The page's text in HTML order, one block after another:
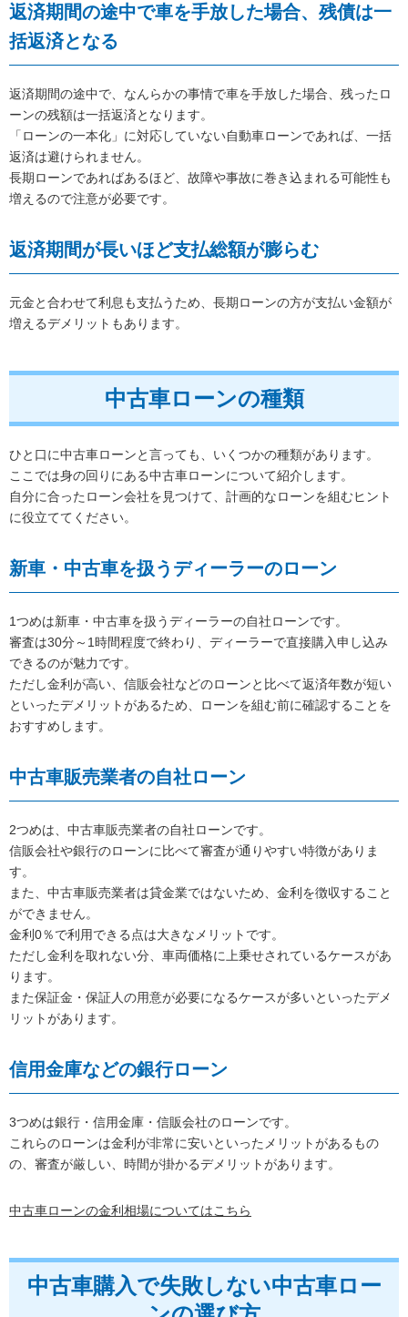
返済期間の途中で車を手放した場合、残債は一
括返済となる
返済期間の途中で、なんらかの事情で車を手放した場合、残ったロ
ーンの残額は一括返済となります。
「ローンの一本化」に対応していない自動車ローンであれば、一括
返済は避けられません。
長期ローンであればあるほど、故障や事故に巻き込まれる可能性も
増えるので注意が必要です。
返済期間が長いほど支払総額が膨らむ
元金と合わせて利息も支払うため、長期ローンの方が支払い金額が
増えるデメリットもあります。
中古車ローンの種類
ひと口に中古車ローンと言っても、いくつかの種類があります。
ここでは身の回りにある中古車ローンについて紹介します。
自分に合ったローン会社を見つけて、計画的なローンを組むヒント
に役立ててください。
新車・中古車を扱うディーラーのローン
1つめは新車・中古車を扱うディーラーの自社ローンです。
審査は30分～1時間程度で終わり、ディーラーで直接購入申し込み
できるのが魅力です。
ただし金利が高い、信販会社などのローンと比べて返済年数が短い
といったデメリットがあるため、ローンを組む前に確認することを
おすすめします。
中古車販売業者の自社ローン
2つめは、中古車販売業者の自社ローンです。
信販会社や銀行のローンに比べて審査が通りやすい特徴がありま
す。
また、中古車販売業者は貸金業ではないため、金利を徴収すること
ができません。
金利0％で利用できる点は大きなメリットです。
ただし金利を取れない分、車両価格に上乗せされているケースがあ
ります。
また保証金・保証人の用意が必要になるケースが多いといったデメ
リットがあります。
信用金庫などの銀行ローン
3つめは銀行・信用金庫・信販会社のローンです。
これらのローンは金利が非常に安いといったメリットがあるもの
の、審査が厳しい、時間が掛かるデメリットがあります。
中古車ローンの金利相場についてはこちら
中古車購入で失敗しない中古車ロー